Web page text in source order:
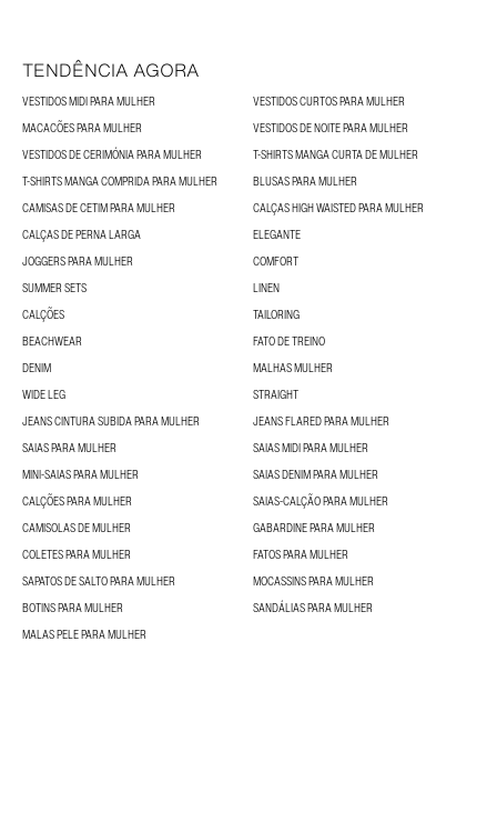
TENDÊNCIA AGORA
VESTIDOS MIDI PARA MULHER
VESTIDOS CURTOS PARA MULHER
MACACÕES PARA MULHER
VESTIDOS DE NOITE PARA MULHER
VESTIDOS DE CERIMÓNIA PARA MULHER
T-SHIRTS MANGA CURTA DE MULHER
T-SHIRTS MANGA COMPRIDA PARA MULHER
BLUSAS PARA MULHER
CAMISAS DE CETIM PARA MULHER
CALÇAS HIGH WAISTED PARA MULHER
CALÇAS DE PERNA LARGA
ELEGANTE
JOGGERS PARA MULHER
COMFORT
SUMMER SETS
LINEN
CALÇÕES
TAILORING
BEACHWEAR
FATO DE TREINO
DENIM
MALHAS MULHER
WIDE LEG
STRAIGHT
JEANS CINTURA SUBIDA PARA MULHER
JEANS FLARED PARA MULHER
SAIAS PARA MULHER
SAIAS MIDI PARA MULHER
MINI-SAIAS PARA MULHER
SAIAS DENIM PARA MULHER
CALÇÕES PARA MULHER
SAIAS-CALÇÃO PARA MULHER
CAMISOLAS DE MULHER
GABARDINE PARA MULHER
COLETES PARA MULHER
FATOS PARA MULHER
SAPATOS DE SALTO PARA MULHER
MOCASSINS PARA MULHER
BOTINS PARA MULHER
SANDÁLIAS PARA MULHER
MALAS PELE PARA MULHER